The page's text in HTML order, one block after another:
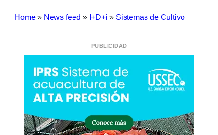
Home » News feed » I+D+i » Sistemas de Cultivo
PUBLICIDAD